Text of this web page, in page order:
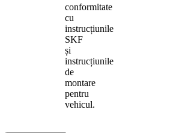
conformitate
cu
instrucțiunile
SKF
și
instrucțiunile
de
montare
pentru
vehicul.